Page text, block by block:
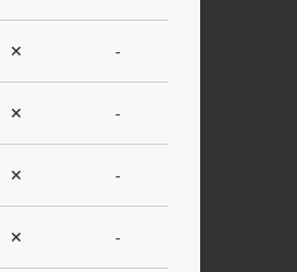
✕ -
✕ -
✕ -
✕ -